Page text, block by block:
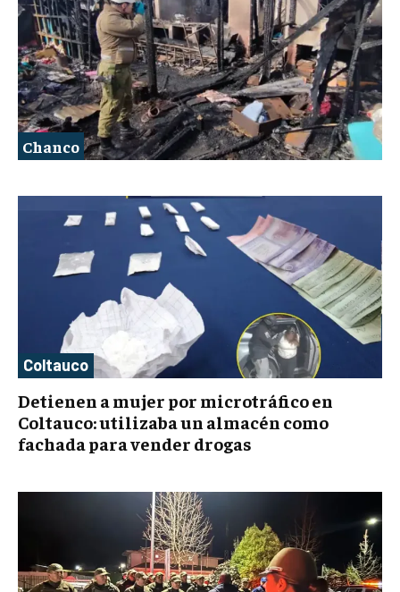
Chanco
Coltauco
Detienen a mujer por microtráfico en
Coltauco: utilizaba un almacén como
fachada para vender drogas